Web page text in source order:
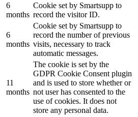
6
months
Cookie set by Smartsupp to
record the visitor ID.
6
months
Cookie set by Smartsupp to
record the number of previous
visits, necessary to track
automatic messages.
11
months
The cookie is set by the
GDPR Cookie Consent plugin
and is used to store whether or
not user has consented to the
use of cookies. It does not
store any personal data.